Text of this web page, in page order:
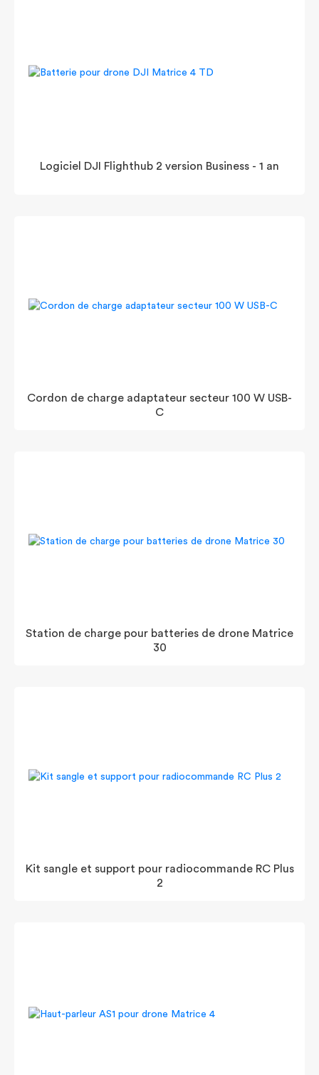
Logiciel DJI Flighthub 2 version Business - 1 an
Cordon de charge adaptateur secteur 100 W USB-
C
Station de charge pour batteries de drone Matrice
30
Kit sangle et support pour radiocommande RC Plus
2